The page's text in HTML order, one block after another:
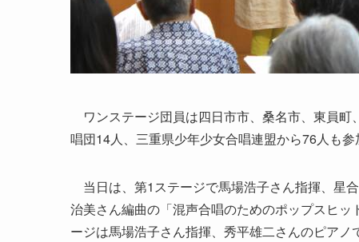
ワンステージ団員は四日市市、桑名市、東員
唱団14人、三重県少年少女合唱連盟から76人も
当日は、第1ステージで馬場浩子さん指揮、星
治美さん編曲の「混声合唱のためのポップスヒ
ージは馬場浩子さん指揮、秀平雄二さんのピア